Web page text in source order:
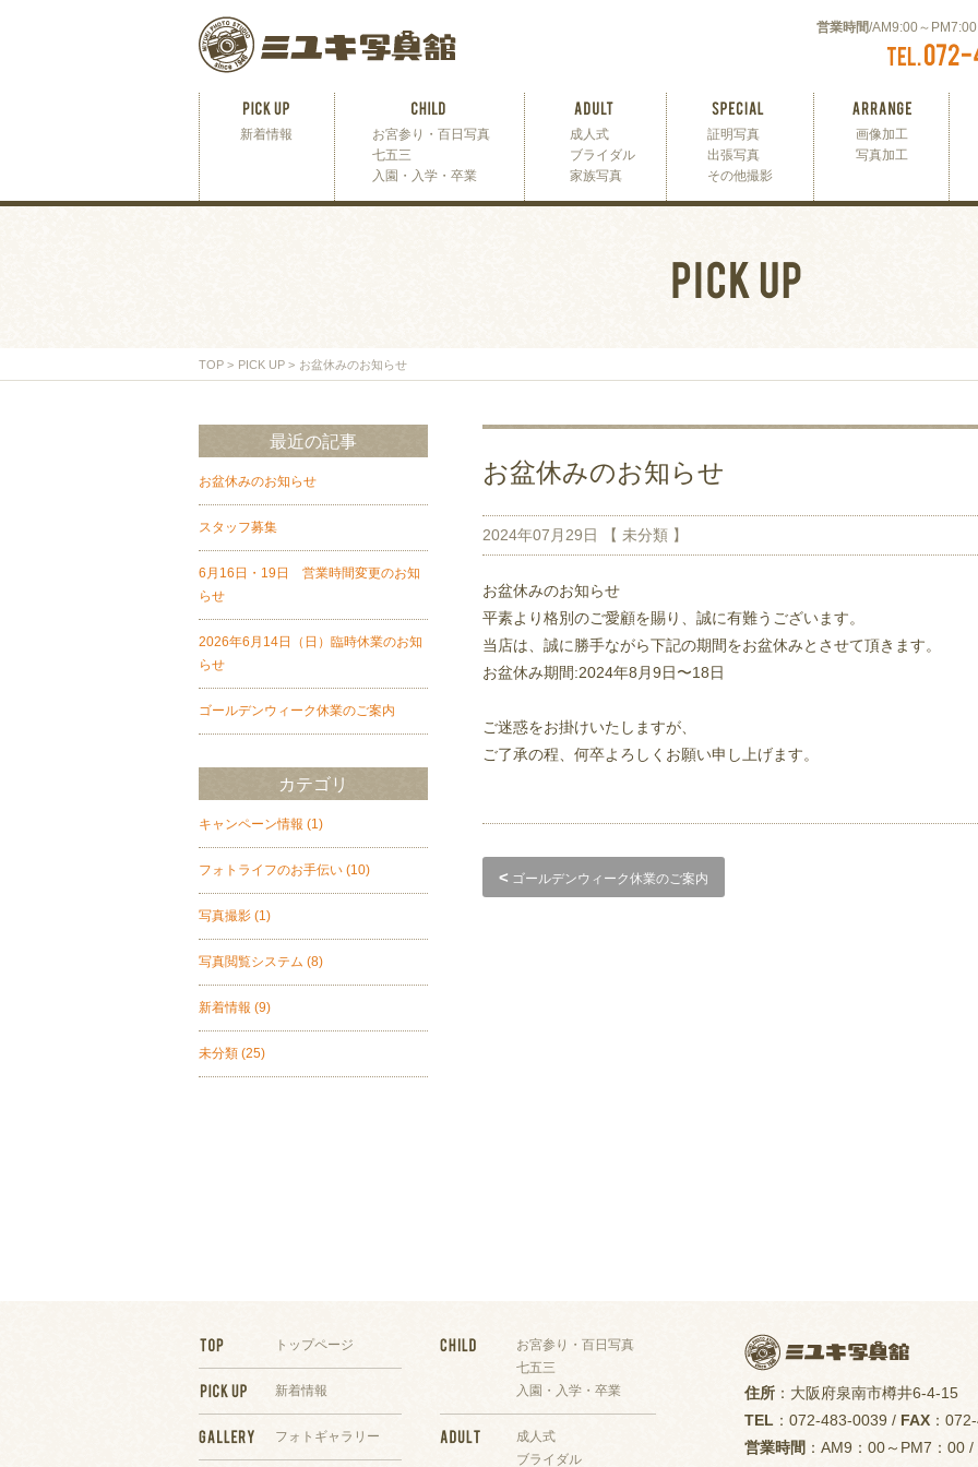
営業時間/AM9:00～
新着情報
お宮参り・百日写真
七五三
入園・入学・卒業
成人式
ブライダル
家族写真
証明写真
出張写真
その他撮影
画像加工
写真加工
TOP > PICK UP > お盆休みのお知らせ
お盆休みのお知らせ
2024年07月29日 【 未分類 】
お盆休みのお知らせ
平素より格別のご愛顧を賜り、誠に有難うございます。
当店は、誠に勝手ながら下記の期間をお盆休みとさせて頂きます。
お盆休み期間:2024年8月9日〜18日
ご迷惑をお掛けいたしますが、
ご了承の程、何卒よろしくお願い申し上げます。
< ゴールデンウィーク休業のご案内
最近の記事
お盆休みのお知らせ
スタッフ募集
6月16日・19日 営業時間変更のお知
らせ
2026年6月14日（日）臨時休業のお知
らせ
ゴールデンウィーク休業のご案内
カテゴリ
キャンペーン情報 (1)
フォトライフのお手伝い (10)
写真撮影 (1)
写真閲覧システム (8)
新着情報 (9)
未分類 (25)
トップページ
新着情報
フォトギャラリー
お宮参り・百日写真
七五三
入園・入学・卒業
成人式
ブライダル
住所 ：大阪府泉南市樽井6-4-15
TEL ：072-483-0039 / FAX ：
営業時間 ：AM9：00～PM7：00 /